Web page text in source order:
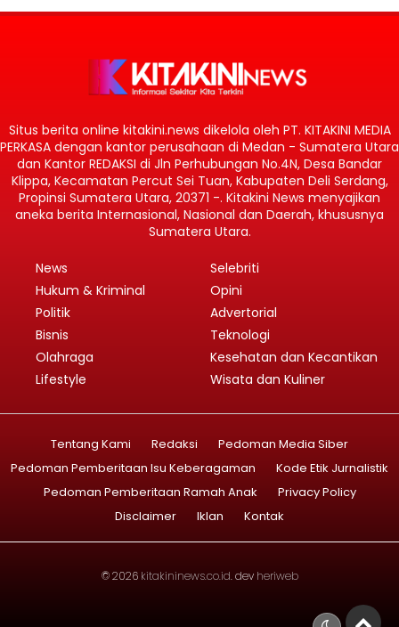
Situs berita online kitakini.news dikelola oleh PT. KITAKINI MEDIA
PERKASA dengan kantor perusahaan di Medan - Sumatera Utara
dan Kantor REDAKSI di Jln Perhubungan No.4N, Desa Bandar
Klippa, Kecamatan Percut Sei Tuan, Kabupaten Deli Serdang,
Propinsi Sumatera Utara, 20371 -. Kitakini News menyajikan
aneka berita Internasional, Nasional dan Daerah, khususnya
Sumatera Utara.
News
Hukum & Kriminal
Politik
Bisnis
Olahraga
Lifestyle
Selebriti
Opini
Advertorial
Teknologi
Kesehatan dan Kecantikan
Wisata dan Kuliner
Tentang Kami Redaksi
Pedoman Media Siber
Pedoman Pemberitaan Isu Keberagaman
Kode Etik Jurnalistik
Pedoman Pemberitaan Ramah Anak
Privacy Policy
Disclaimer
Iklan Kontak
© 2026 kitakininews.co.id. dev heriweb